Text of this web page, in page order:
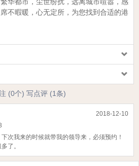
繁华都市，尘世纷扰，远离城市喧嚣，感
不暇暖，心无定所，为您找到合适的港
(0个) 写点评 (1条)
2018-12-10
次我来的时候就带我的领导来，必须预约！
了。